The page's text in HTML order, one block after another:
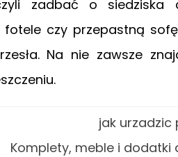
zadbać o siedziska
czy przepastną
Na nie zawsze
Komplety, meble i